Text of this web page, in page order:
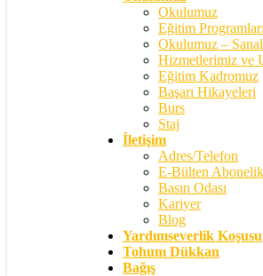
Okulumuz
Eğitim
Okulumuz –
Hizmetlerimiz ve
Eğitim Kadromuz
Başarı Hikayeleri
Burs
Staj
İletişim
Adres/Telefon
E-Bülten Abonelik
Basın Odası
Kariyer
Blog
Yardımseverlik Koşusu
Tohum Dükkan
Bağış